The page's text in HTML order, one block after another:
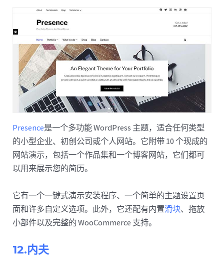
Presence是一个多功能 WordPress 主题，适合任何类型
的小型企业、初创公司或个人网站。它附带 10 个现成的
网站演示，包括一个作品集和一个博客网站，它们都可
以用来展示您的简历。
它有一个一键式演示安装程序、一个简单的主题设置页
面和许多自定义选项。此外，它还配有内置滑块、拖放
小部件以及完整的 WooCommerce 支持。
12.内夫